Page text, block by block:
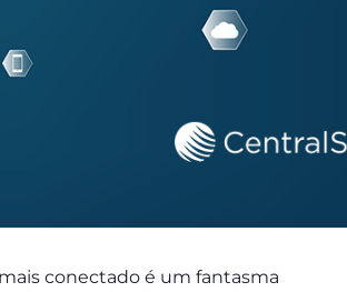
conectado é um fantasma